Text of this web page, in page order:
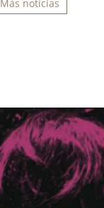
Más noticias